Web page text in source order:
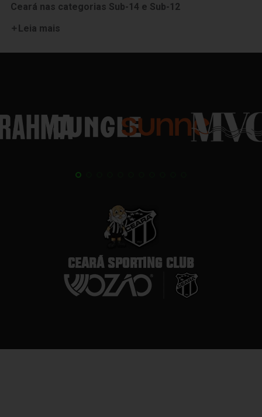
Ceará nas categorias Sub-14 e Sub-12
Leia mais
CEARÁ SPORTING CLUB